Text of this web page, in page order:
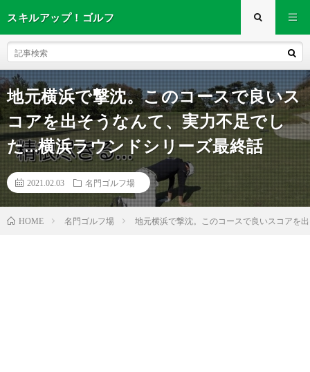
スキルアップ！ゴルフ
地元横浜で撃沈。このコースで良いス
コアを出そうなんて、実力不足でし
た…横浜ラウンドシリーズ最終話
2021.02.03 名門ゴルフ場
HOME 名門ゴルフ場 地元横浜で撃沈。このコースで良いスコアを